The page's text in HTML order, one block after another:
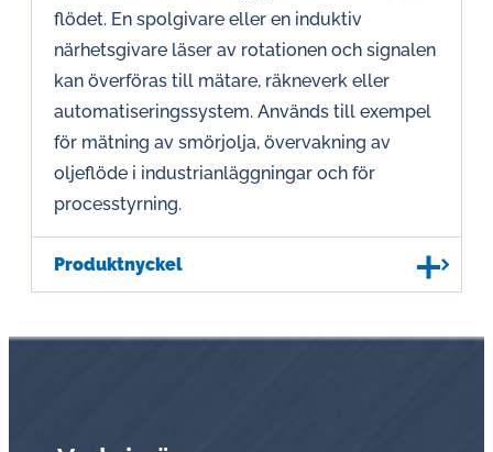
flödet. En spolgivare eller en induktiv
närhetsgivare läser av rotationen och signalen
kan överföras till mätare, räkneverk eller
automatiseringssystem. Används till exempel
för mätning av smörjolja, övervakning av
oljeflöde i industrianläggningar och för
processtyrning.
Produktnyckel